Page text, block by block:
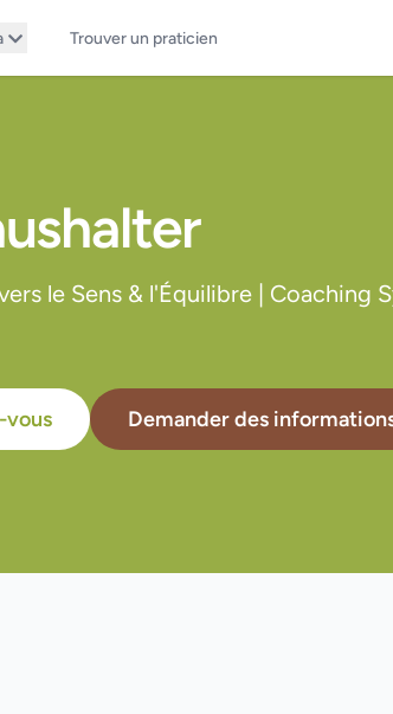
Trouver un praticien
le Sens & l'Équilibre | Coaching
vous Demander des